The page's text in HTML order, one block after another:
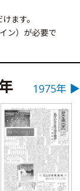
ます。
ン）が必要で
1975年 ▶